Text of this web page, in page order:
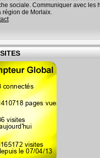
sociale. Communiquer avec les
région de Morlaix.